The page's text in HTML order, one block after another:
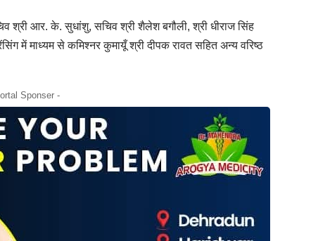
श्री आर. के. सुधांशु, सचिव श्री शैलेश बगौली, श्री धीराज सिंह
में माध्यम से कमिश्नर कुमायूँ श्री दीपक रावत सहित अन्य वरिष्ठ
Sponser -